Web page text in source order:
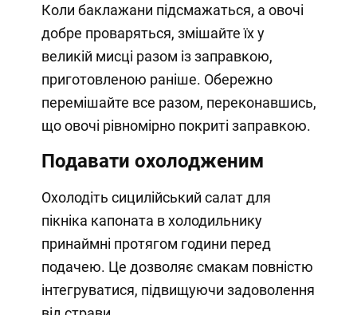
Коли баклажани підсмажаться, а овочі
добре проваряться, змішайте їх у
великій мисці разом із заправкою,
приготовленою раніше. Обережно
перемішайте все разом, переконавшись,
що овочі рівномірно покриті заправкою.
Подавати охолодженим
Охолодіть сицилійський салат для
пікніка капоната в холодильнику
принаймні протягом години перед
подачею. Це дозволяє смакам повністю
інтегруватися, підвищуючи задоволення